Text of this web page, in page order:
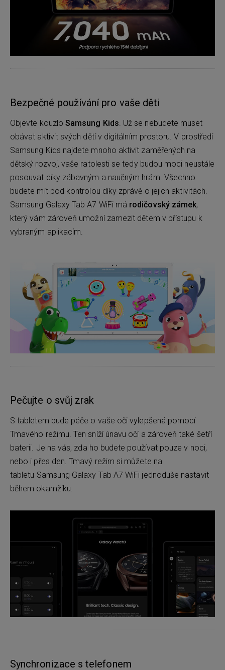
Bezpečné používání pro vaše děti
Objevte kouzloSamsung Kids . Už se nebudete muset
obávat aktivit svých dětí v digitálním prostoru. V prostředí
Samsung Kids najdete mnoho aktivit zaměřených na
dětský rozvoj, vaše ratolesti se tedy budou moci neustále
posouvat díky zábavným a naučným hrám. Všechno
budete mít pod kontrolou díky zprávě o jejich aktivitách.
Samsung Galaxy Tab A7 WiFi má rodičovský zámek,
který vám zároveň umožní zamezit dětem v přístupu k
vybraným aplikacím.
Pečujte o svůj zrak
S tabletem bude péče o vaše oči vylepšená pomocí
Tmavého režimu. Ten sníží únavu očí a zároveň také šetří
baterii. Je na vás, zda ho budete používat pouze v noci,
nebo i přes den. Tmavý režim si můžete na
tabletu Samsung Galaxy Tab A7 WiFi jednoduše nastavit
během okamžiku.
Synchronizace s telefonem